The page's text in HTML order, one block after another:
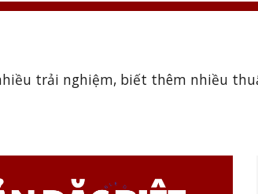
trải nghiệm, biết thêm nhiều